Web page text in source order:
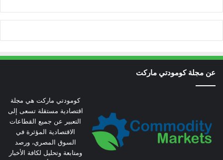
عن مجلة كومودتي ماركت
كومودتي ماركت هي مجلة
اقتصادية مستقلة تسعى إلى
التعبير عن جميع القطاعات
الاقتصادية المؤثرة في
السوق المصري، ورصد
ومتابعة وتحليل لكافة الأخبار